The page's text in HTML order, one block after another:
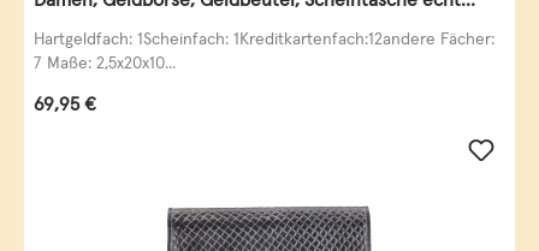
Leder
Hartgeldfach: 1Scheinfach: 1Kreditkartenfach:12andere Fächer:
7 Maße: 2,5x20x10...
Regulärer Preis:
69,95 €